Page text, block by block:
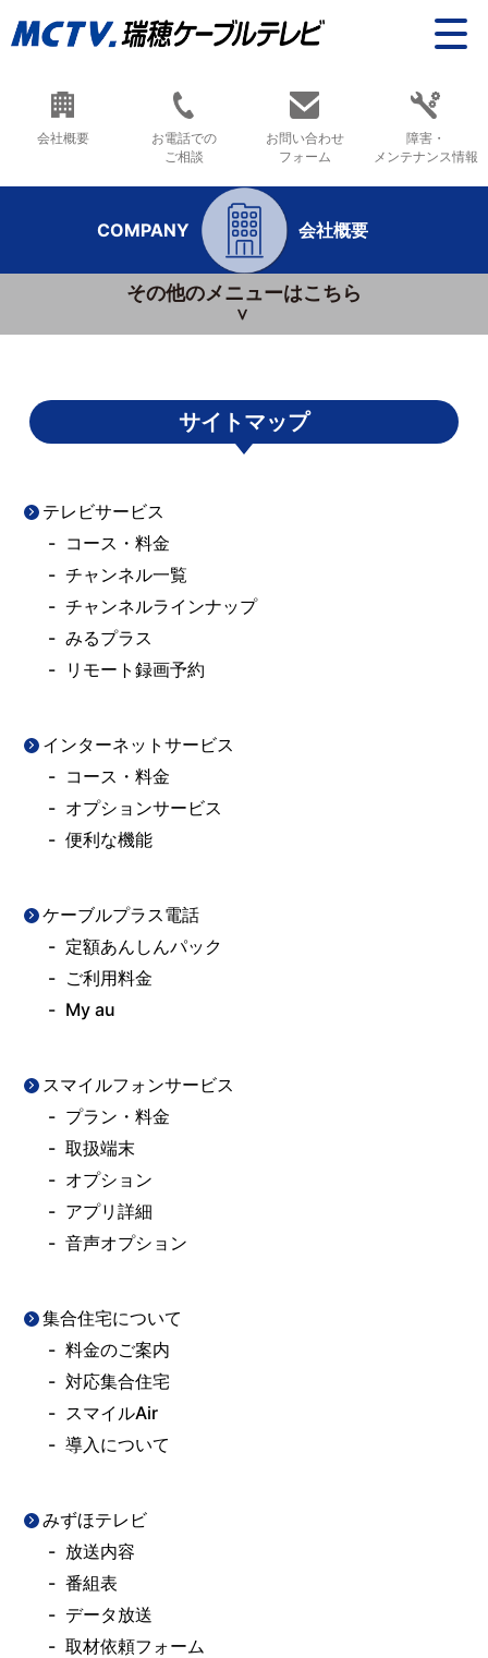
会社概要
お電話での
ご相談
お問い合わせ
フォーム
障害・
メンテナンス情報
COMPANY 会社概要
その他のメニューはこちら
サイトマップ
テレビサービス
コース・料金
チャンネル一覧
チャンネルラインナップ
みるプラス
リモート録画予約
インターネットサービス
コース・料金
オプションサービス
便利な機能
ケーブルプラス電話
定額あんしんパック
ご利用料金
My au
スマイルフォンサービス
プラン・料金
取扱端末
オプション
アプリ詳細
音声オプション
集合住宅について
料金のご案内
対応集合住宅
スマイルAir
導入について
みずほテレビ
放送内容
番組表
データ放送
取材依頼フォーム